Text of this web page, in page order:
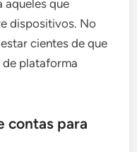
aqueles que
dispositivos. No
cientes de que
plataforma
contas para